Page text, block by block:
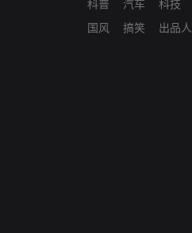
科普
国风
汽车
搞笑
科技
出品人